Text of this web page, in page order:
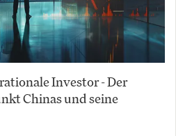
Investor - Der
Chinas und seine